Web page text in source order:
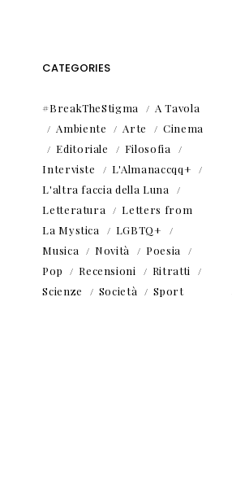
CATEGORIES
#BreakTheStigma
A Tavola
Ambiente
Arte
Cinema
Editoriale
Filosofia
Interviste
L'Almanaccqq+
L'altra faccia della Luna
Letteratura
Letters from
La Mystica
LGBTQ+
Musica
Novità
Poesia
Pop
Recensioni
Ritratti
Scienze
Società Sport